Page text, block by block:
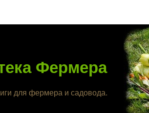
Фермера
для фермера и садовода.